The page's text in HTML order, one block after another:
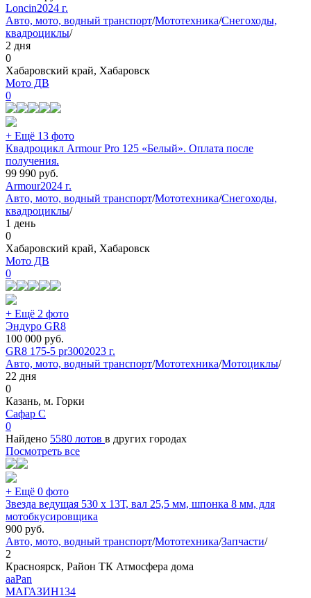
Loncin2024 г.
Авто, мото, водный транспорт/Мототехника/Снегоходы,
квадроциклы/
2 дня
0
Хабаровский край, Хабаровск
Мото ДВ
0
+ Ещё 13 фото
Квадроцикл Armour Pro 125 «Белый». Оплата после
получения.
99 990 руб.
Armour2024 г.
Авто, мото, водный транспорт/Мототехника/Снегоходы,
квадроциклы/
1 день
0
Хабаровский край, Хабаровск
Мото ДВ
0
+ Ещё 2 фото
Эндуро GR8
100 000 руб.
GR8 175-5 pr3002023 г.
Авто, мото, водный транспорт/Мототехника/Мотоциклы/
22 дня
0
Казань, м. Горки
Сафар С
0
Найдено 5580 лотов в других городах
Посмотреть все
+ Ещё 0 фото
Звезда ведущая 530 х 13Т, вал 25,5 мм, шпонка 8 мм, для
мотобкусировщика
900 руб.
Авто, мото, водный транспорт/Мототехника/Запчасти/
2
Красноярск, Район ТК Атмосфера дома
aaPan
МАГАЗИН134